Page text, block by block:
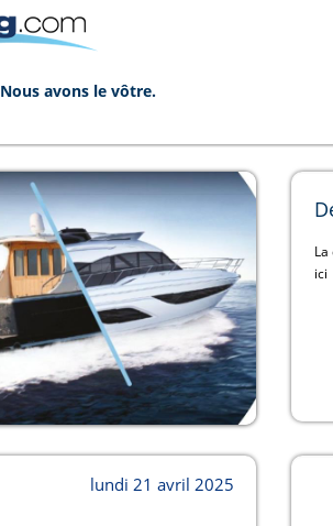
Nous avons le vôtre.
lundi 21 avril 2025
ici